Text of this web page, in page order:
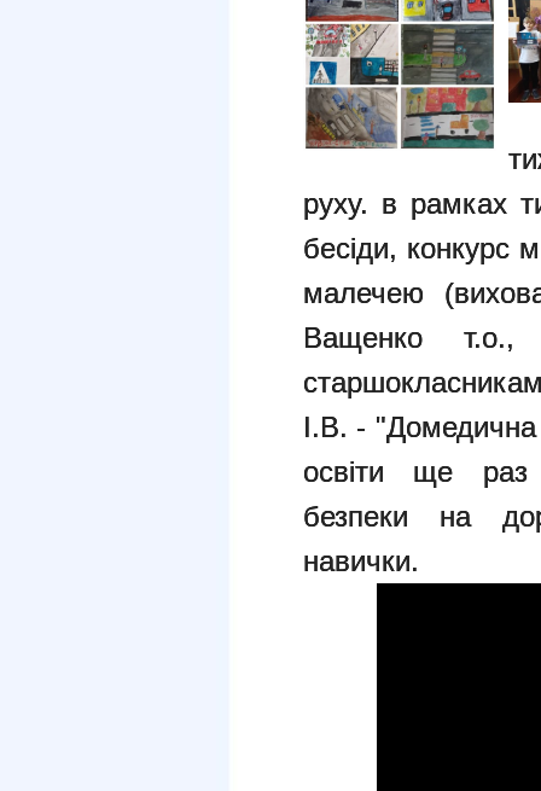
руху. в рамках
бесіди, конкурс
малечею
Ващенко
І.В. -
освіти ще раз
безпеки на
навички.